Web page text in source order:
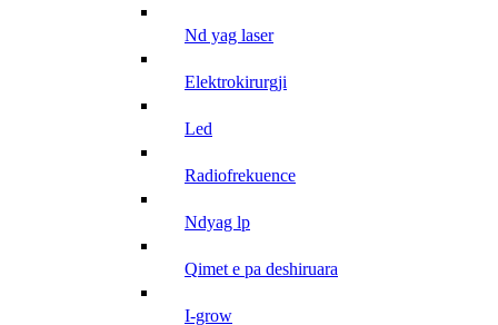
nd yag laser
elektrokirurgji
led
radiofrekuence
ndyag lp
qimet e pa deshiruara
i-grow